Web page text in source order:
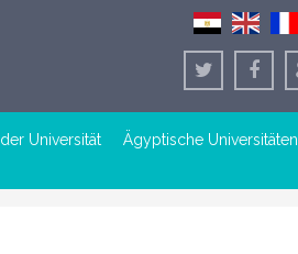
Universität
Ägyptische Universitäten